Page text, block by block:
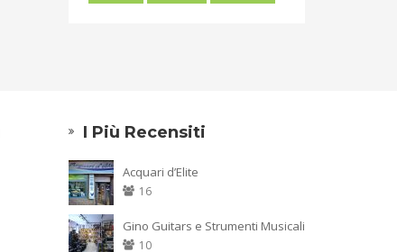
I Più Recensiti
Acquari d’Elite
16
Gino Guitars e Strumenti Musicali
10